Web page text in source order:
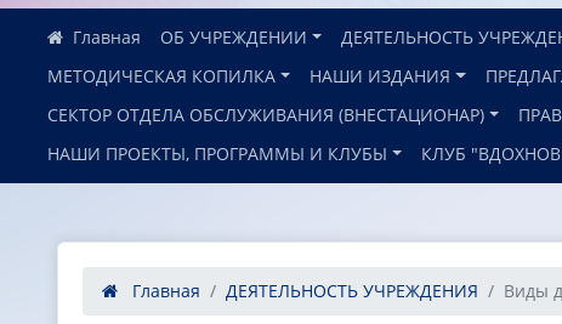
ОБ УЧРЕЖДЕНИИ ДЕЯТЕЛЬНОСТЬ
МЕТОДИЧЕСКАЯ КОПИЛКА
НАШИ ИЗДАНИЯ
СЕКТОР ОТДЕЛА ОБСЛУЖИВАНИЯ (ВНЕСТАЦИОНАР)
НАШИ ПРОЕКТЫ, ПРОГРАММЫ И КЛУБЫ
КЛУБ
Главная ДЕЯТЕЛЬНОСТЬ УЧРЕЖДЕНИЯ Виды